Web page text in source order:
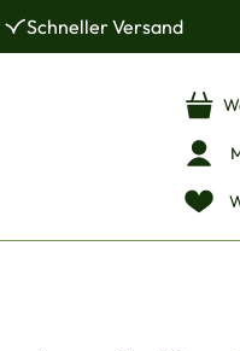
Schneller Versand